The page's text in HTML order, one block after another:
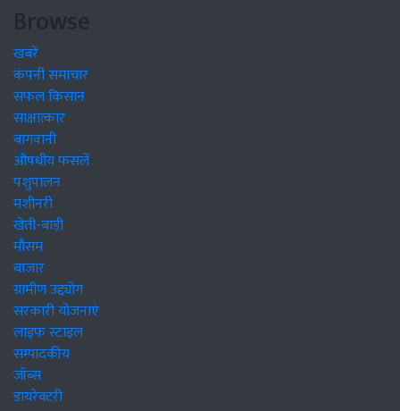
Browse
खबरें
कंपनी समाचार
सफल किसान
साक्षात्कार
बागवानी
औषधीय फसलें
पशुपालन
मशीनरी
खेती-बाड़ी
मौसम
बाजार
ग्रामीण उद्द्योग
सरकारी योजनाएं
लाइफ स्टाइल
सम्पादकीय
जॉब्स
डायरेक्टरी